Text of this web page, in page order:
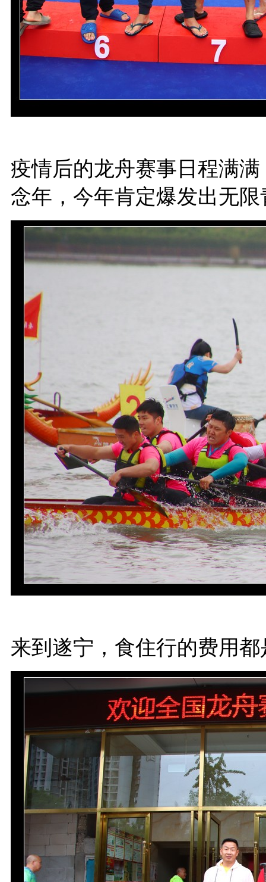
疫情后的龙舟赛事日程满
念年，今年肯定爆发出无
来到遂宁，食住行的费用